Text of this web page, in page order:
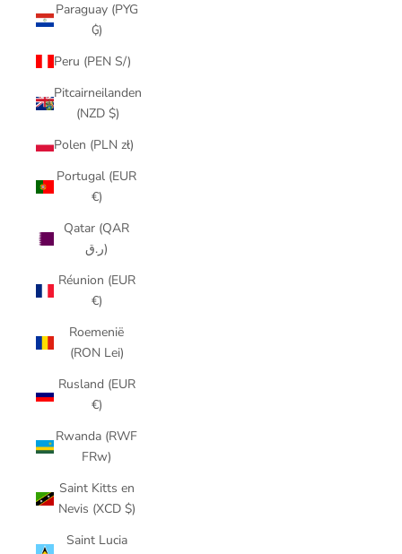
Paraguay (PYG
₲)
Peru (PEN S/)
Pitcairneilanden
(NZD $)
Polen (PLN zł)
Portugal (EUR
€)
Qatar (QAR
ر.ق)
Réunion (EUR
€)
Roemenië
(RON Lei)
Rusland (EUR
€)
Rwanda (RWF
FRw)
Saint Kitts en
Nevis (XCD $)
Saint Lucia